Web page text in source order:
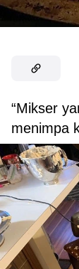
“Mikser
menimpa